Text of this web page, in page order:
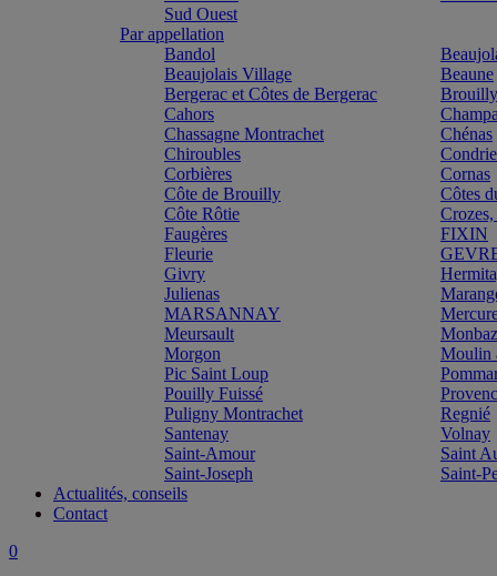
Sud Ouest
Par appellation
Bandol
Beaujolais Village
Beaune
Bergerac et Côtes de Bergerac
Brouilly
Cahors
Chassagne Montrachet
Chénas
Chiroubles
Corbières
Cornas
Côte de Brouilly
Côtes
Côte Rôtie
Faugères
FIXIN
Fleurie
Givry
Julienas
MARSANNAY
Meursault
Morgon
Moulin
Pic Saint Loup
Pouilly Fuissé
Puligny Montrachet
Regnié
Santenay
Volnay
Saint-Amour
Saint
Saint-Joseph
Saint-
Actualités, conseils
Contact
0